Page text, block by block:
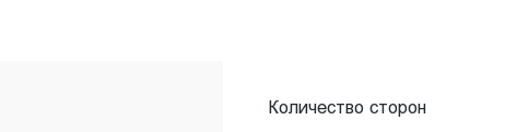
Количество сторон